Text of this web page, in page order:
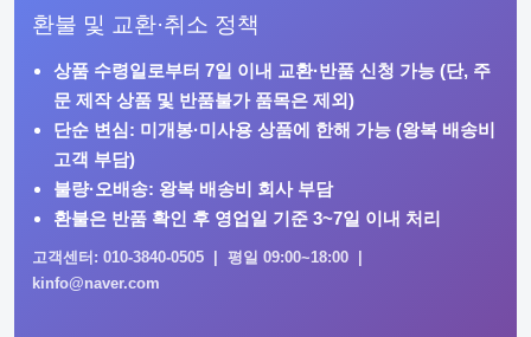
환불 및 교환·취소 정책
상품 수령일로부터 7일 이내 교환·반품 신청 가능 (단, 주
문 제작 상품 및 반품불가 품목은 제외)
단순 변심: 미개봉·미사용 상품에 한해 가능 (왕복 배송비
고객 부담)
불량·오배송: 왕복 배송비 회사 부담
환불은 반품 확인 후 영업일 기준 3~7일 이내 처리
고객센터: 010-3840-0505 | 평일 09:00~18:00 |
kinfo@naver.com